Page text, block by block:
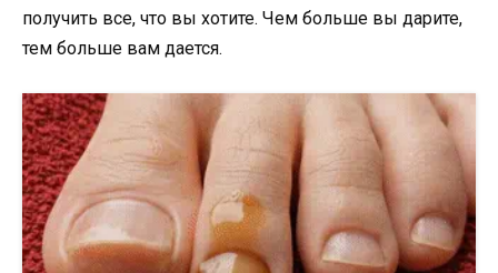
получить все, что вы хотите. Чем больше вы дарите,
тем больше вам дается.